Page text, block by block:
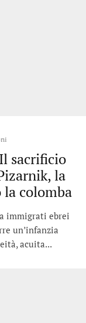
sacrificio
la
la colomba
immigrati ebrei
un’infanzia
acuita...